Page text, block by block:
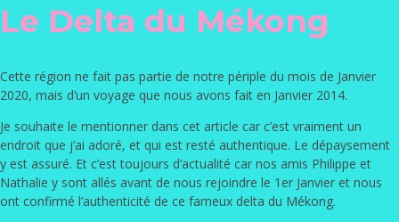
Le Delta du Mékong
Cette région ne fait pas partie de notre périple du mois de Janvier
2020, mais d’un voyage que nous avons fait en Janvier 2014.
Je souhaite le mentionner dans cet article car c’est vraiment un
endroit que j’ai adoré, et qui est resté authentique. Le dépaysement
y est assuré. Et c’est toujours d’actualité car nos amis Philippe et
Nathalie y sont allés avant de nous rejoindre le 1er Janvier et nous
ont confirmé l’authenticité de ce fameux delta du Mékong.